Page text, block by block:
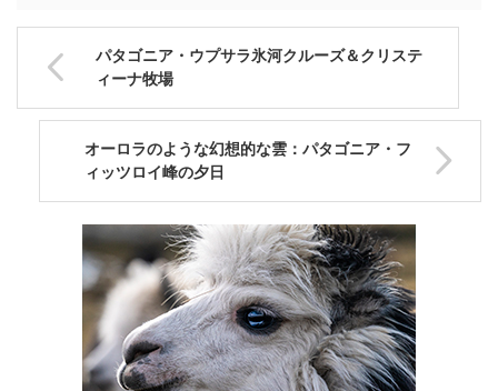
パタゴニア・ウプサラ氷河クルーズ＆クリステ
ィーナ牧場
オーロラのような幻想的な雲：パタゴニア・フ
ィッツロイ峰の夕日